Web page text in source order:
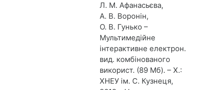
Л. М. Афанасьєва,
А. В. Воронін,
О. В. Гунько –
Мультимедійне
інтерактивне електрон.
вид. комбінованого
використ. (89 Мб). – Х.:
ХНЕУ ім. С. Кузнеця,